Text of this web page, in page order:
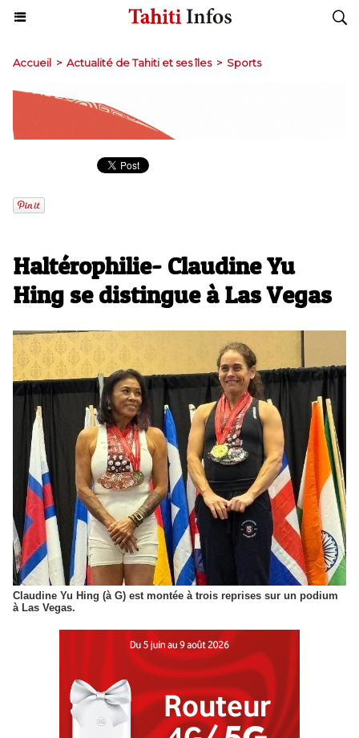
Accueil > Actualité de Tahiti et ses îles > Sports
Haltérophilie- Claudine Yu
Hing se distingue à Las Vegas
Claudine Yu Hing (à G) est montée à trois reprises sur un podium
à Las Vegas.